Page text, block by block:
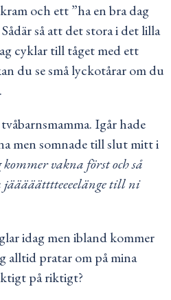
och ett ”ha en bra dag
så att det stora i det lilla
cyklar till tåget med ett
du se små lyckotårar om du
Igår hade
men somnade till slut mitt i
kommer vakna först och så
jääääätttteeeelänge till ni
idag men ibland kommer
alltid pratar om på mina
på riktigt?